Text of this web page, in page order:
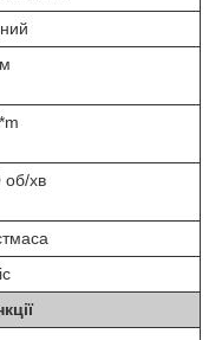
об/хв